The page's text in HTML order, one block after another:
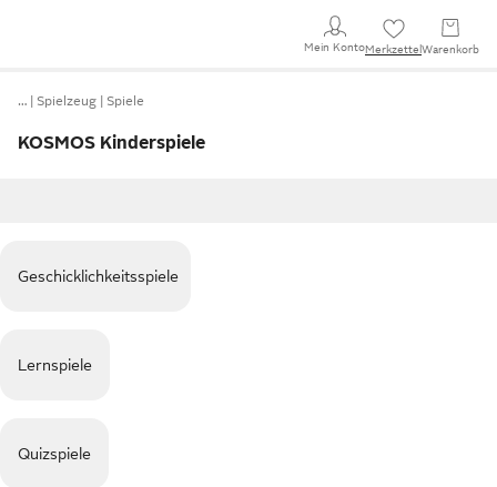
Mein KontoMerkzettel Warenkorb
… Spielzeug Spiele
KOSMOS Kinderspiele
Geschicklichkeitsspiele
Lernspiele
Quizspiele